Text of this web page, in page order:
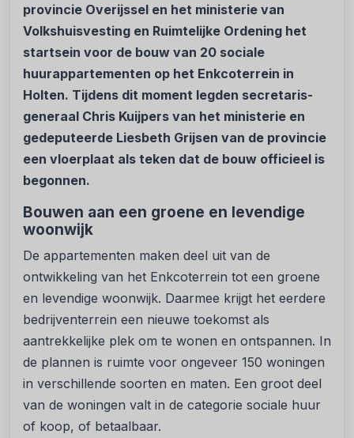
provincie Overijssel en het ministerie van
Volkshuisvesting en Ruimtelijke Ordening het
startsein voor de bouw van 20 sociale
huurappartementen op het Enkcoterrein in
Holten. Tijdens dit moment legden secretaris-
generaal Chris Kuijpers van het ministerie en
gedeputeerde Liesbeth Grijsen van de provincie
een vloerplaat als teken dat de bouw officieel is
begonnen.
Bouwen aan een groene en levendige
woonwijk
De appartementen maken deel uit van de
ontwikkeling van het Enkcoterrein tot een groene
en levendige woonwijk. Daarmee krijgt het eerdere
bedrijventerrein een nieuwe toekomst als
aantrekkelijke plek om te wonen en ontspannen. In
de plannen is ruimte voor ongeveer 150 woningen
in verschillende soorten en maten. Een groot deel
van de woningen valt in de categorie sociale huur
of koop, of betaalbaar.